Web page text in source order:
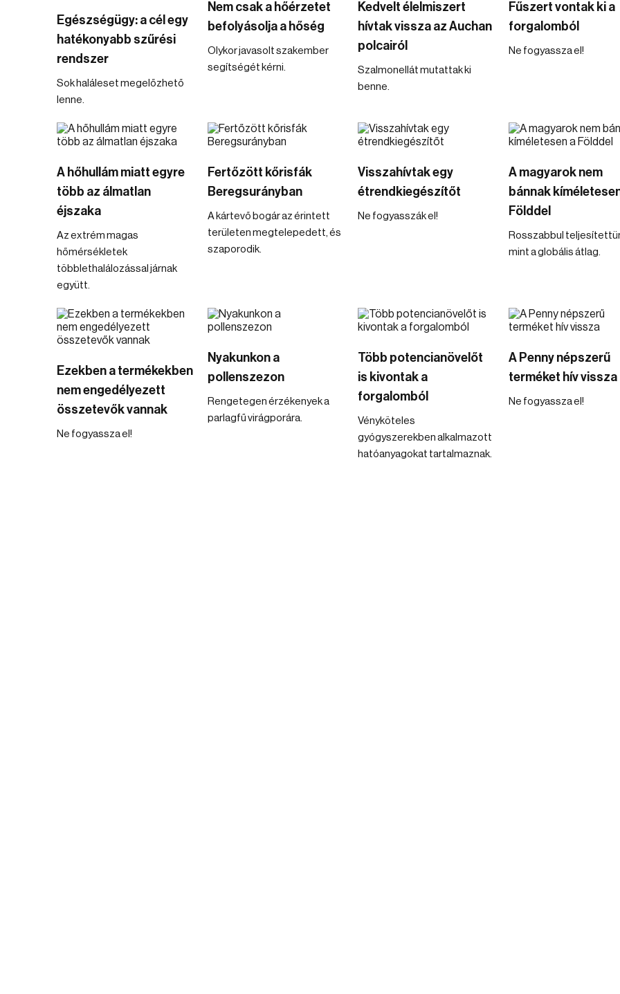
Egészségügy: a cél egy
hatékonyabb szűrési
rendszer
Sok haláleset megelőzhető
lenne.
Nem csak a hőérzetet
befolyásolja a hőség
Olykor javasolt szakember
segítségét kérni.
Kedvelt élelmiszert
hívtak vissza az Auchan
polcairól
Szalmonellát mutattak ki
benne.
Fűszert vontak ki a
forgalomból
Ne fogyassza el!
A hőhullám miatt egyre
több az álmatlan
éjszaka
Az extrém magas
hőmérsékletek
többlethalálozással járnak
együtt.
Fertőzött kőrisfák
Beregsurányban
A kártevő bogár az érintett
területen megtelepedett, és
szaporodik.
Visszahívtak egy
étrendkiegészítőt
Ne fogyasszák el!
A magyarok nem
bánnak
Földdel
Rosszabbul
mint a globális átlag.
Ezekben a termékekben
nem engedélyezett
összetevők vannak
Ne fogyassza el!
Nyakunkon a
pollenszezon
Rengetegen érzékenyek a
parlagfű virágporára.
Több potencianövelőt
is kivontak a
forgalomból
Vényköteles
gyógyszerekben alkalmazott
hatóanyagokat tartalmaznak.
A Penny népszerű
terméket hív vissza
Ne fogyassza el!